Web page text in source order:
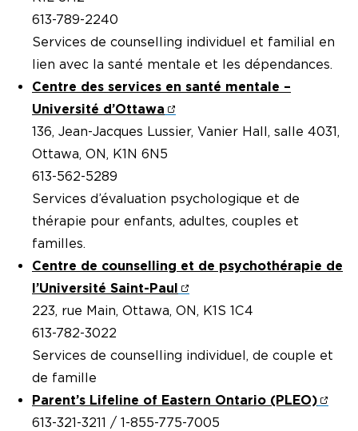
613-789-2240
Services de counselling individuel et familial en
lien avec la santé mentale et les dépendances.
Centre des services en santé mentale –
Université d’Ottawa
136, Jean-Jacques Lussier, Vanier Hall, salle 4031,
Ottawa, ON, K1N 6N5
613-562-5289
Services d’évaluation psychologique et de
thérapie pour enfants, adultes, couples et
familles.
Centre de counselling et de psychothérapie de
l’Université Saint-Paul
223, rue Main, Ottawa, ON, K1S 1C4
613-782-3022
Services de counselling individuel, de couple et
de famille
Parent’s Lifeline of Eastern Ontario (PLEO)
613-321-3211 / 1-855-775-7005